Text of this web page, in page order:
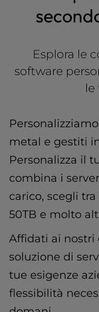
Esplora le
software
le
metal e gestiti
Personalizza il
combina i
carico, scegli
50TB e molto
Affidati ai nostri
soluzione di
tue esigenze
flessibilità